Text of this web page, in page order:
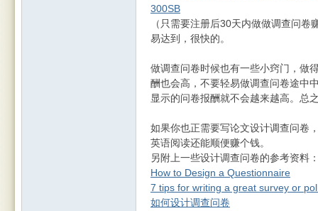
300SB
（只需要注册后30天内做做调查问
易达到，很快的。
做调查问卷时候也有一些小窍门，做
酬也会高，不要轻易做调查问卷途中
显示的问卷报酬就不会越来越高。总
如果你也正需要写论文设计调查问卷
英语阅读还能顺便赚个钱。
另附上一些设计调查问卷的参考资料
How to Design a Questionnaire
7 tips for writing a great survey or
如何设计调查问卷